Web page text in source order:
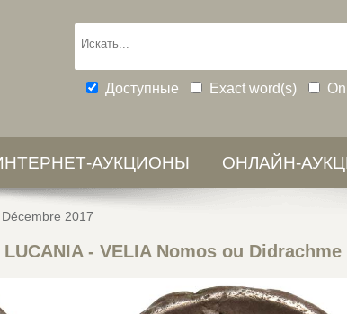
Доступные Exact word(s)
АУКЦИОНЫ ОНЛАЙН-
2017
LUCANIA - VELIA Nomos ou Didrachme